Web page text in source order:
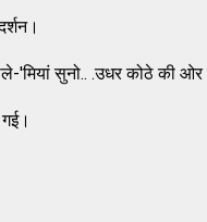
'मियां सुनो.. .उधर कोठे की